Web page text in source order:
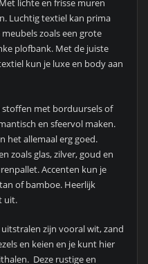
lichte en frisse muren
Luchtig textiel kan prima
zoals een grote
plofbank. Met de juiste
kun je luxe en body aan
met borduursels of
en sfeervol maken.
het allemaal erg goed.
zoals glas, zilver, goud en
Accenten kun je
of bamboe. Heerlijk
uit.
zijn vooral wit, zand
en keien en je kunt hier
Deze rustige en